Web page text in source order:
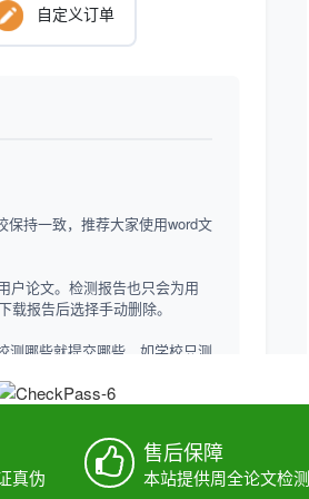
真伪
售后保障
本站提供周全论文检